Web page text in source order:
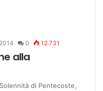
0 12.731
alla
di Pentecoste,